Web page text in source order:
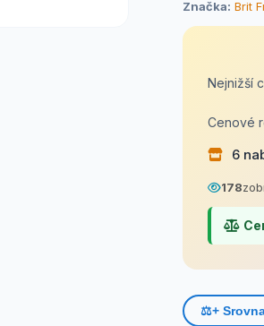
Značka: Brit
Nejnižší
Cenové
6
178
⚖️+